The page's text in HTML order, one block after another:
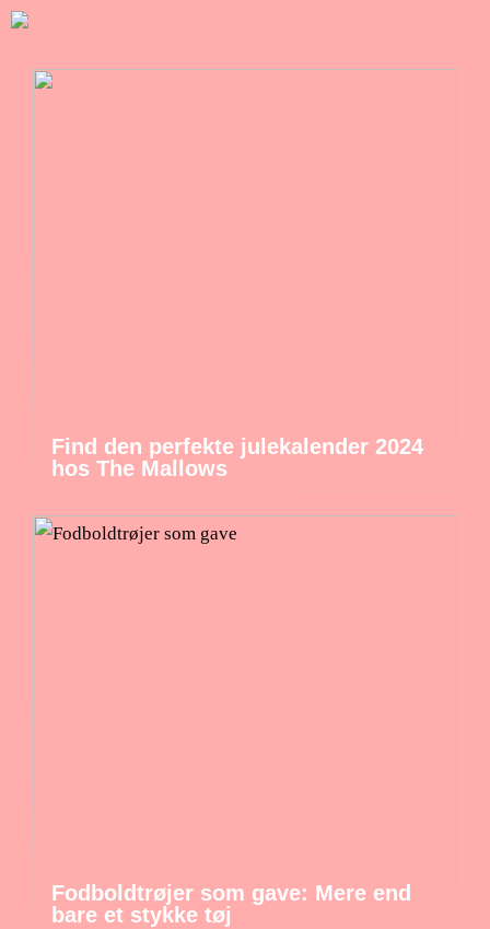
Find den perfekte julekalender 2024
hos The Mallows
Fodboldtrøjer som gave: Mere end
bare et stykke tøj